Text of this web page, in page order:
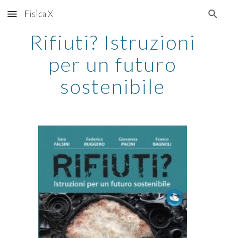
Skip to main content Skip to navigation
Fisica X
Rifiuti? Istruzioni
per un futuro
sostenibile